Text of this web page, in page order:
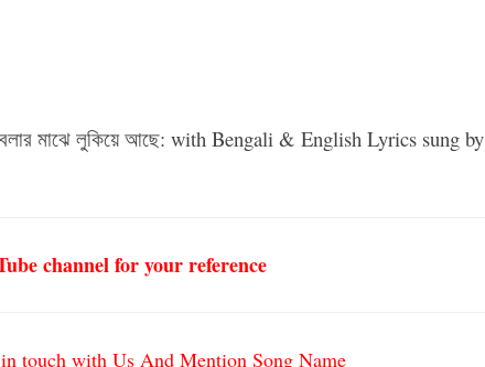
মাঝে লুকিয়ে আছে: with Bengali & English Lyrics sung by
channel for your reference
touch with Us And Mention Song Name